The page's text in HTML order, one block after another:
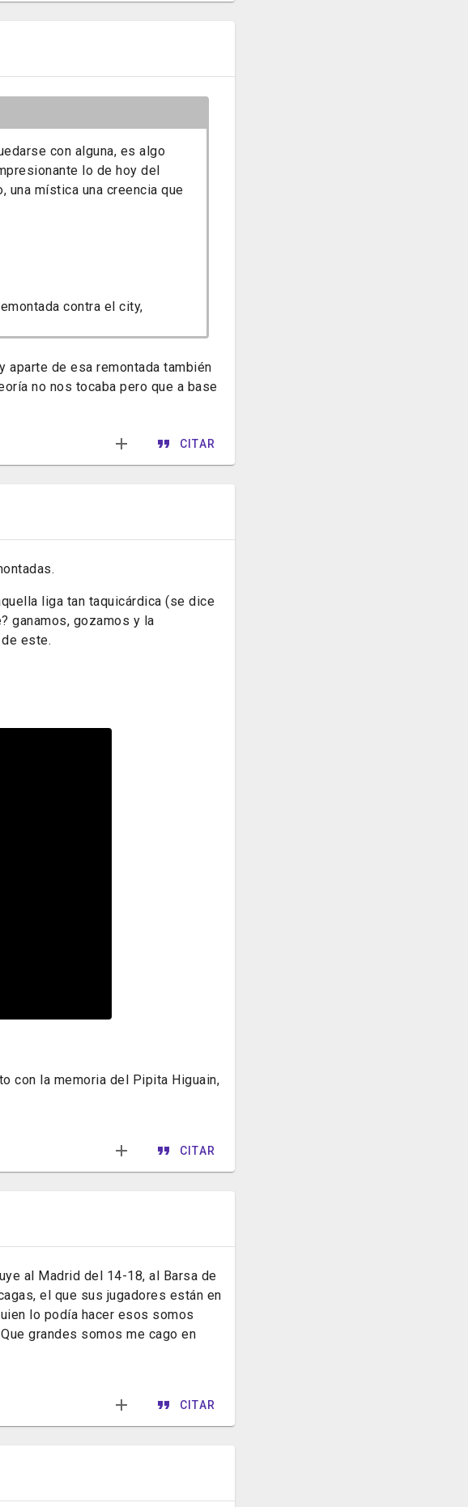
con alguna, es algo
lo de hoy del
una mística una creencia que
contra el city,
aparte de esa remontada también
no nos tocaba pero que a base
CITAR
liga tan taquicárdica (se dice
ganamos, gozamos y la
este.
con la memoria del Pipita Higuain,
CITAR
al Madrid del 14-18, al Barsa de
el que sus jugadores están en
lo podía hacer esos somos
grandes somos me cago en
CITAR